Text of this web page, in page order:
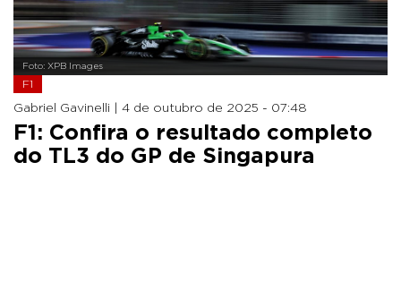
Foto: XPB Images
F1
Gabriel Gavinelli | 4 de outubro de 2025 - 07:48
F1: Confira o resultado completo
do TL3 do GP de Singapura